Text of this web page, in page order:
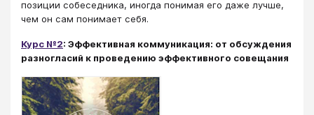
позиции собеседника, иногда понимая его даже лучше,
чем он сам понимает себя.
Курс №2: Эффективная коммуникация: от обсуждения
разногласий к проведению эффективного совещания